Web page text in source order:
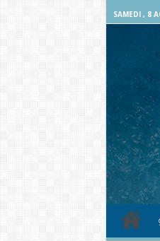
SAMEDI , 8